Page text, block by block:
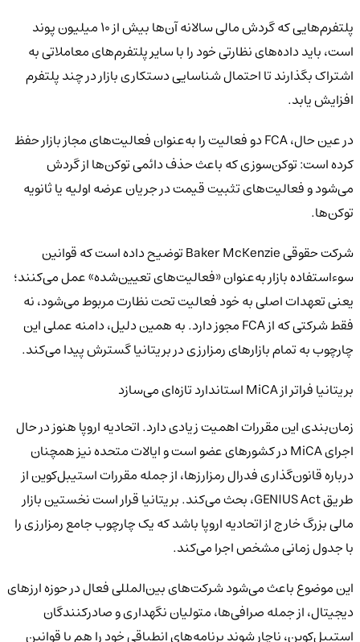
پلتفرم‌هایی که گردش مالی سالانه آن‌ها بیش از ۱۰ میلیون پوند
است، باید داده‌های نظارتی خود را با سایر پلتفرم‌های معاملاتی به
اشتراک بگذارند تا احتمال شناسایی دستکاری بازار در چند پلتفرم
افزایش یابد.
در عین حال، FCA دو فعالیت را به‌عنوان فعالیت‌های مجاز بازار حفظ
کرده است: توکن‌سوزی که باعث حذف دائمی توکن‌ها از گردش
می‌شود و فعالیت‌های تثبیت قیمت در جریان عرضه اولیه یا ثانویه
توکن‌ها.
شرکت حقوقی Baker McKenzie توضیح داده است که قوانین
سوءاستفاده بازار به‌عنوان «فعالیت‌های تعیین‌شده» عمل می‌کنند؛
یعنی تعهدات اصلی به خود فعالیت تحت نظارت مربوط می‌شود، نه
فقط شرکتی که از FCA مجوز دارد. به همین دلیل، دامنه عملی این
چارچوب به تمام بازارهای رمزارزی در بریتانیا گسترش پیدا می‌کند.
بریتانیا فراتر از MiCA استاندارد تازه‌ای می‌سازد
زمان‌بندی این مقررات اهمیت زیادی دارد. اتحادیه اروپا هنوز در حال
اجرای MiCA در کشورهای عضو است و ایالات متحده نیز همچنان
درباره قانون‌گذاری فدرال رمزارزها، از جمله مقررات استیبل‌کوین از
طریق GENIUS Act، بحث می‌کند. بریتانیا قرار است نخستین بازار
مالی بزرگ خارج از اتحادیه اروپا باشد که یک چارچوب جامع رمزارزی را
با جدول زمانی مشخص اجرا می‌کند.
این موضوع باعث می‌شود شرکت‌های بین‌المللی فعال در حوزه ارزهای
دیجیتال، از جمله صرافی‌ها، متولیان نگهداری و صادرکنندگان
استیبل‌کوین، ناچار شوند برنامه‌های انطباقی خود را هم با قوانین